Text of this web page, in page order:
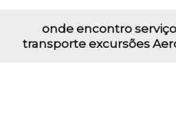
onde encontro
transporte excursões